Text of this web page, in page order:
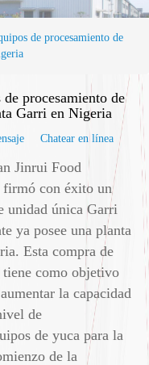
de procesamiento de
procesamiento de
Garri en Nigeria
Chatear en línea
Jinrui Food
con éxito un
unidad única Garri
ya posee una planta
Esta compra de
tiene como objetivo
la capacidad
de
de yuca para la
de la